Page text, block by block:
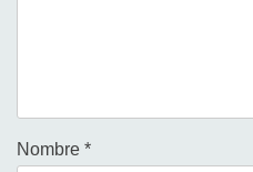
Nombre *